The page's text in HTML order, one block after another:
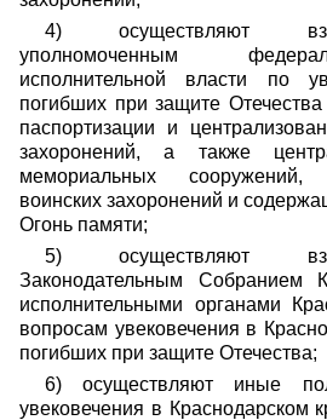
4) осуществляют
уполномоченным
исполнительной власти по
погибших при защите
паспортизации и
захоронений, а также
мемориальных
воинских захоронений и
Огонь памяти;
5) осуществляют
Законодательным Собранием
исполнительными органами
вопросам увековечения в
погибших при защите Отечества;
6) осуществляют иные
увековечения в Краснодарском